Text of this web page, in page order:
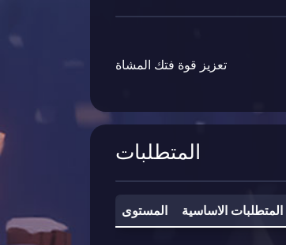
تعزيز قوة فتك المشاة
المتطلبات
المستوى المتطلبات الاساسية